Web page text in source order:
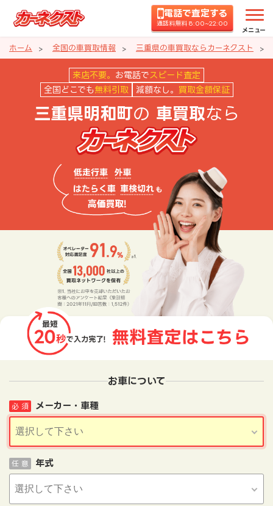
電話で査定する
通話料無料 8:00~22:00
メニュー
ホーム 全国の車買取情報 三重県の車買取ならカーネクスト
三重県明和町の車買取ならカー
来店不要。 お電話で スピード査定
全国どこでも 無料引取 減額なし。 買取金額保証
三重県明和町の 車買取なら
お車について
メーカー・車種
必 須
年式
任 意